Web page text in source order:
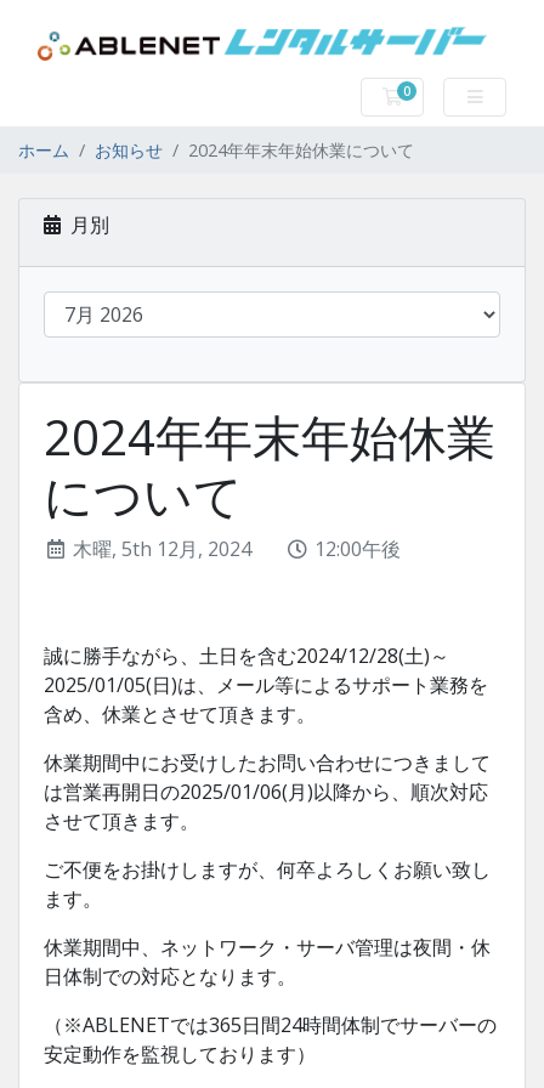
0
カート
ホーム お知らせ 2024年年末年始休業について
月別
2024年年末年始休業
について
木曜, 5th 12月, 2024 12:00午後
誠に勝手ながら、土日を含む2024/12/28(土)～
2025/01/05(日)は、メール等によるサポート業務を
含め、休業とさせて頂きます。
休業期間中にお受けしたお問い合わせにつきまして
は営業再開日の2025/01/06(月)以降から、順次対応
させて頂きます。
ご不便をお掛けしますが、何卒よろしくお願い致し
ます。
休業期間中、ネットワーク・サーバ管理は夜間・休
日体制での対応となります。
（※ABLENETでは365日間24時間体制でサーバーの
安定動作を監視しております）